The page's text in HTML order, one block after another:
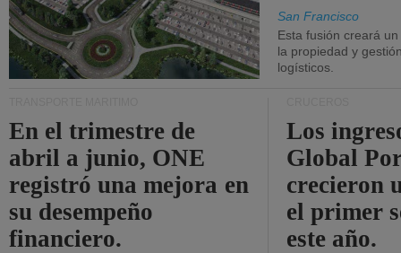
San Francisco
Esta fusión creará
la propiedad y
logísticos.
En el trimestre de
abril a junio, ONE
registró una mejora en
su desempeño
financiero.
Los
Global
crecieron
el primer
este año.